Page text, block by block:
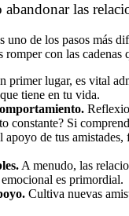
las
uno de los pasos más
romper con las
primer lugar, es vital
tiene en tu vida.
constante? Si
apoyo de tus
A menudo, las
es primordial.
Cultiva nuevas